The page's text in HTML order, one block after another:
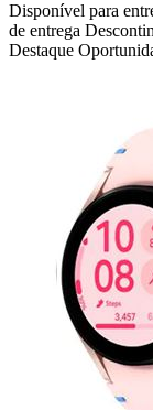
Disponível para
de entrega
Destaque